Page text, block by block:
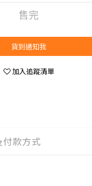
售完
貨到通知我
加入追蹤清單
付款方式